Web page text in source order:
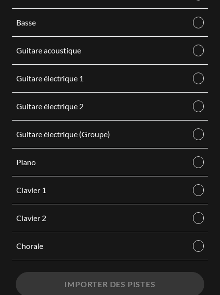
Basse
Guitare acoustique
Guitare électrique 1
Guitare électrique 2
Guitare électrique (Groupe)
Piano
Clavier 1
Clavier 2
Chorale
IMPORTER DES PISTES